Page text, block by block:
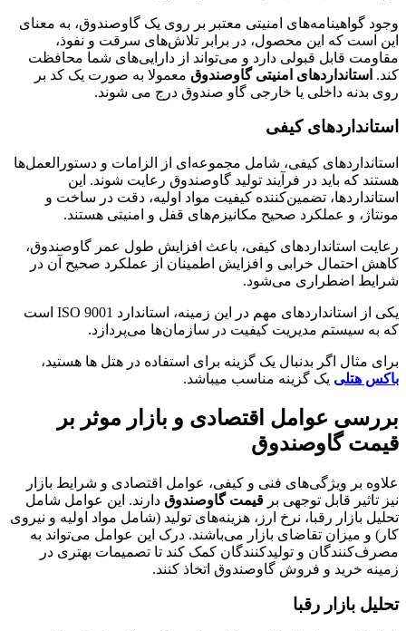
وجود گواهینامه‌های امنیتی معتبر بر روی یک گاوصندوق، به معنای
این است که این محصول، در برابر تلاش‌های سرقت و نفوذ،
مقاومت قابل قبولی دارد و می‌تواند از دارایی‌های شما محافظت
کند. استانداردهای امنیتی گاوصندوق معمولا به صورت یک کد بر
روی بدنه داخلی یا خارجی گاو صندوق درج می شوند.
استانداردهای کیفی
استانداردهای کیفی، شامل مجموعه‌ای از الزامات و دستورالعمل‌ها
هستند که باید در فرآیند تولید گاوصندوق رعایت شوند. این
استانداردها، تضمین‌کننده کیفیت مواد اولیه، دقت در ساخت و
مونتاژ، و عملکرد صحیح مکانیزم‌های قفل و امنیتی هستند.
رعایت استانداردهای کیفی، باعث افزایش طول عمر گاوصندوق،
کاهش احتمال خرابی و افزایش اطمینان از عملکرد صحیح آن در
شرایط اضطراری می‌شود.
یکی از استانداردهای مهم در این زمینه، استاندارد ISO 9001 است
که به سیستم مدیریت کیفیت در سازمان‌ها می‌پردازد.
برای مثال اگر بدنبال یک گزینه برای استفاده در هتل ها هستید،
باکس هتلی یک گزینه مناسب میباشد.
بررسی عوامل اقتصادی و بازار موثر بر
قیمت گاوصندوق
علاوه بر ویژگی‌های فنی و کیفی، عوامل اقتصادی و شرایط بازار
نیز تاثیر قابل توجهی بر قیمت گاوصندوق دارند. این عوامل شامل
تحلیل بازار رقبا، نرخ ارز، هزینه‌های تولید (شامل مواد اولیه و نیروی
کار) و میزان تقاضای بازار می‌باشند. درک این عوامل می‌تواند به
مصرف‌کنندگان و تولیدکنندگان کمک کند تا تصمیمات بهتری در
زمینه خرید و فروش گاوصندوق اتخاذ کنند.
تحلیل بازار رقبا